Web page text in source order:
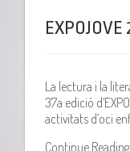
EXPOJOVE
La lectura i la
37a edició
activitats d’oci
Continue Reading